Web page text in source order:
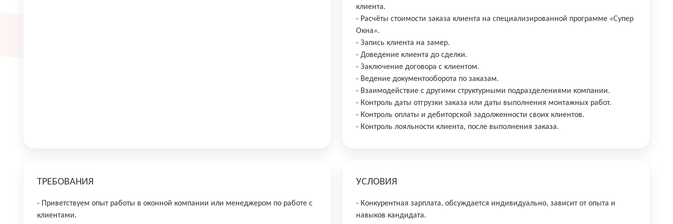
клиента.
- Расчёты стоимости заказа клиента на специализированной программе «Супер
Окна».
- Запись клиента на замер.
- Доведение клиента до сделки.
- Заключение договора с клиентом.
- Ведение документооборота по заказам.
- Взаимодействие с другими структурными подразделениями компании.
- Контроль даты отгрузки заказа или даты выполнения монтажных работ.
- Контроль оплаты и дебиторской задолженности своих клиентов.
- Контроль лояльности клиента, после выполнения заказа.
ТРЕБОВАНИЯ
- Приветствуем опыт работы в оконной компании или менеджером по работе с
клиентами.
УСЛОВИЯ
- Конкурентная зарплата, обсуждается индивидуально, зависит от опыта и
навыков кандидата.